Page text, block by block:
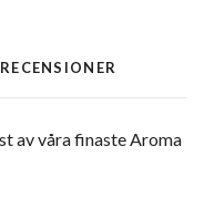
RECENSIONER
av våra finaste Aroma